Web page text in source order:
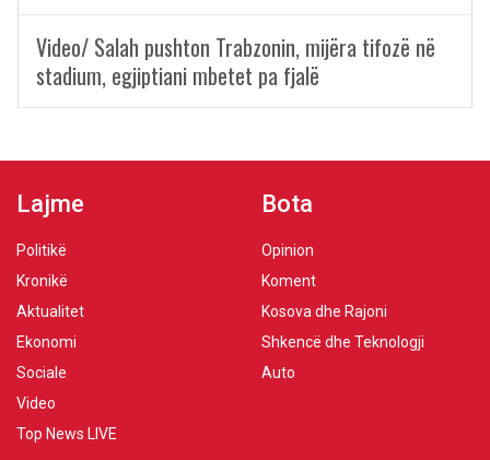
Video/ Salah pushton Trabzonin, mijëra tifozë në
stadium, egjiptiani mbetet pa fjalë
Lajme
Politikë
Kronikë
Aktualitet
Ekonomi
Sociale
Video
Top News LIVE
Bota
Opinion
Koment
Kosova dhe Rajoni
Shkencë dhe Teknologji
Auto